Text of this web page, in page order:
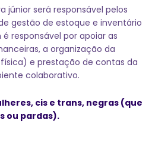
júnior será responsável pelos
gestão de estoque e inventário
responsável por apoiar as
a organização da
e prestação de contas da
colaborativo.
cis e trans, negras (que
ou pardas).